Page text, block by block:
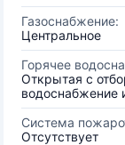
Газоснабжение:
Центральное
Горячее
Открытая с
водоснабжение
Система
Отсутствует